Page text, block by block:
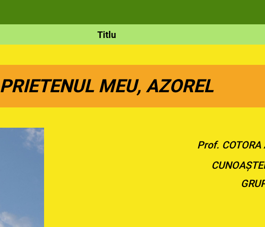
Titlu
PRIETENUL MEU, AZOREL
Prof.